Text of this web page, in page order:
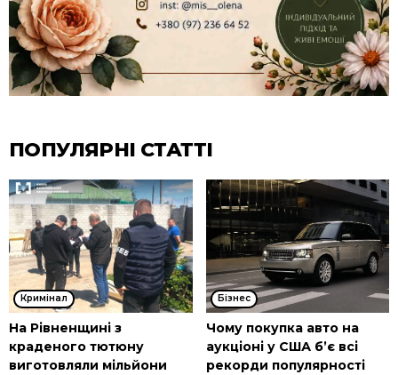
ПОПУЛЯРНІ СТАТТІ
Кримінал
На Рівненщині з
краденого тютюну
виготовляли мільйони
Бізнес
Чому покупка авто на
аукціоні у США б’є всі
рекорди популярності